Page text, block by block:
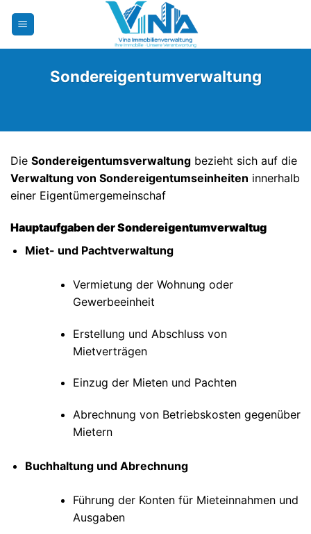
Inhalt
Sondereigentumverwaltung
Die Sondereigentumsverwaltung bezieht sich auf die
Verwaltung von Sondereigentumseinheiten innerhalb
einer Eigentümergemeinschaf
Hauptaufgaben der Sondereigentumverwaltug
Miet- und Pachtverwaltung
Vermietung der Wohnung oder
Gewerbeeinheit
Erstellung und Abschluss von
Mietverträgen
Einzug der Mieten und Pachten
Abrechnung von Betriebskosten gegenüber
Mietern
Buchhaltung und Abrechnung
Führung der Konten für Mieteinnahmen und
Ausgaben